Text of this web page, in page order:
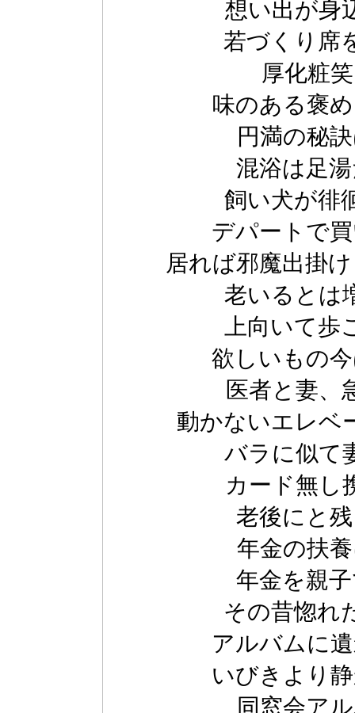
想い出が身
若づくり席
厚化粧
味のある褒
円満の秘
混浴は足
飼い犬が徘
デパートで
居れば邪魔出掛
老いるとは
上向いて
欲しいもの
医者と妻、
動かないエレベ
バラに似て
カード無し
老後にと
年金の扶
年金を親
その昔惚れ
アルバムに
いびきより
同窓会ア